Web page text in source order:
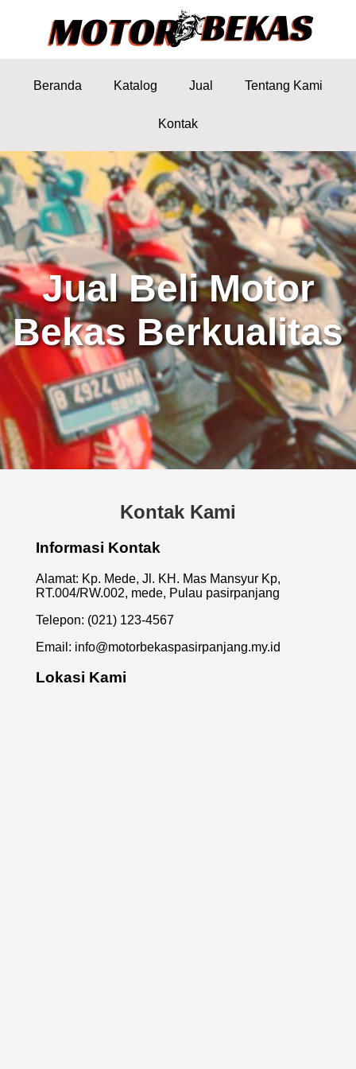
Beranda Katalog Jual Tentang Kami
Kontak
Jual Beli Motor
Bekas Berkualitas
Kontak Kami
Informasi Kontak
Alamat: Kp. Mede, Jl. KH. Mas Mansyur Kp,
RT.004/RW.002, mede, Pulau pasirpanjang
Telepon: (021) 123-4567
Email: info@motorbekaspasirpanjang.my.id
Lokasi Kami